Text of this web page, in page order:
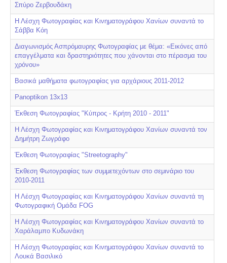
Σπύρο Ζερβουδάκη
Η Λέσχη Φωτογραφίας και Κινηματογράφου Χανίων συναντά το
Σάββα Κόη
Διαγωνισμός Ασπρόμαυρης Φωτογραφίας με θέμα: «Εικόνες από
επαγγέλματα και δραστηριότητες που χάνονται στο πέρασμα του
χρόνου»
Βασικά μαθήματα φωτογραφίας για αρχάριους 2011-2012
Panoptikon 13x13
Έκθεση Φωτογραφίας "Κύπρος - Κρήτη 2010 - 2011"
Η Λέσχη Φωτογραφίας και Κινηματογράφου Χανίων συναντά τον
Δημήτρη Ζωγράφο
Έκθεση Φωτογραφίας "Streetography"
Έκθεση Φωτογραφίας των συμμετεχόντων στο σεμινάριο του
2010-2011
Η Λέσχη Φωτογραφίας και Κινηματογράφου Χανίων συναντά τη
Φωτογραφική Ομάδα FOG
Η Λέσχη Φωτογραφίας και Κινηματογράφου Χανίων συναντά το
Χαράλαμπο Κυδωνάκη
Η Λέσχη Φωτογραφίας και Κινηματογράφου Χανίων συναντά το
Λουκά Βασιλικό